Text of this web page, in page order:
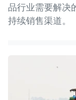
品行业需要解决
持续销售渠道。